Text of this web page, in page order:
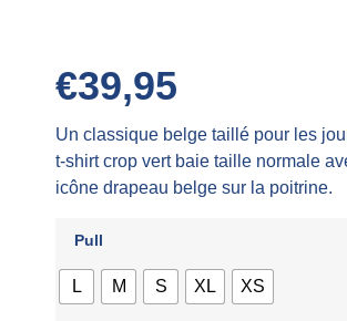
€39,95
Un classique belge taillé pour les
t-shirt crop vert baie taille normale
icône drapeau belge sur la poitrine.
Pull
L M S XL XS